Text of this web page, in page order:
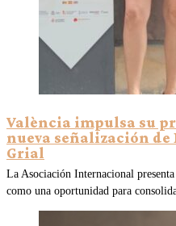
València impulsa su
nueva señalización de
Grial
La Asociación Internacional
como una oportunidad para